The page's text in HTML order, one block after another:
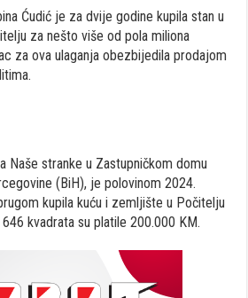
Ćudić je za dvije godine kupila stan u
za nešto više od pola miliona
za ova ulaganja obezbijedila prodajom
Naše stranke u Zastupničkom domu
(BiH), je polovinom 2024.
kupila kuću i zemljište u Počitelju
kvadrata su platile 200.000 KM.